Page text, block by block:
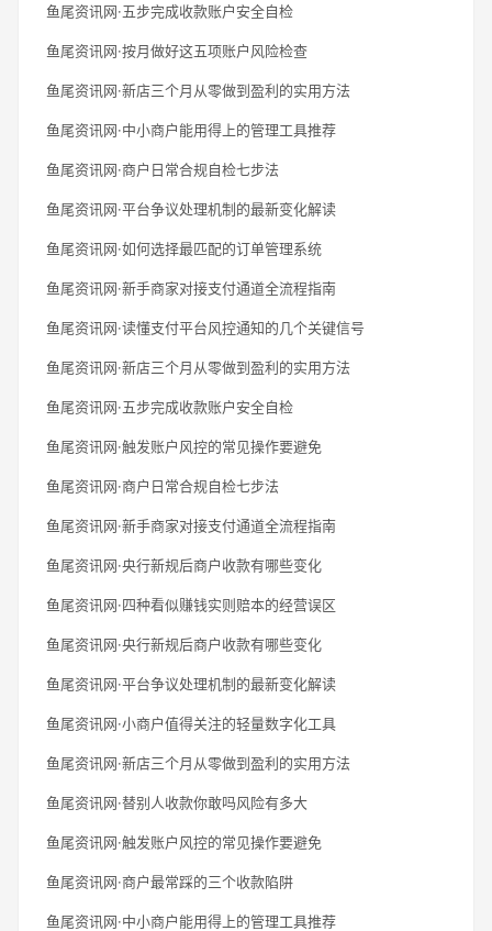
鱼尾资讯网·五步完成收款账户安全自检
鱼尾资讯网·按月做好这五项账户风险检查
鱼尾资讯网·新店三个月从零做到盈利的实用方法
鱼尾资讯网·中小商户能用得上的管理工具推荐
鱼尾资讯网·商户日常合规自检七步法
鱼尾资讯网·平台争议处理机制的最新变化解读
鱼尾资讯网·如何选择最匹配的订单管理系统
鱼尾资讯网·新手商家对接支付通道全流程指南
鱼尾资讯网·读懂支付平台风控通知的几个关键信号
鱼尾资讯网·新店三个月从零做到盈利的实用方法
鱼尾资讯网·五步完成收款账户安全自检
鱼尾资讯网·触发账户风控的常见操作要避免
鱼尾资讯网·商户日常合规自检七步法
鱼尾资讯网·新手商家对接支付通道全流程指南
鱼尾资讯网·央行新规后商户收款有哪些变化
鱼尾资讯网·四种看似赚钱实则赔本的经营误区
鱼尾资讯网·央行新规后商户收款有哪些变化
鱼尾资讯网·平台争议处理机制的最新变化解读
鱼尾资讯网·小商户值得关注的轻量数字化工具
鱼尾资讯网·新店三个月从零做到盈利的实用方法
鱼尾资讯网·替别人收款你敢吗风险有多大
鱼尾资讯网·触发账户风控的常见操作要避免
鱼尾资讯网·商户最常踩的三个收款陷阱
鱼尾资讯网·中小商户能用得上的管理工具推荐